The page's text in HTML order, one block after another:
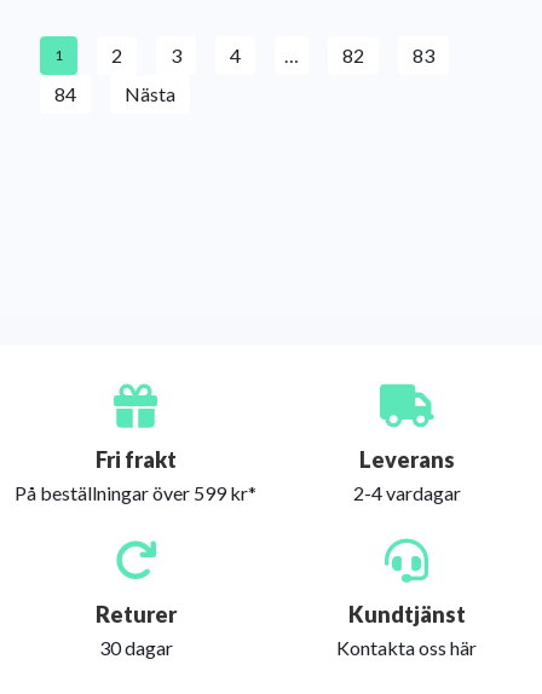
1 2 3 4 … 82
83
84
Nästa
Fri frakt
På beställningar över 599 kr*
Leverans
2-4 vardagar
Returer
30 dagar
Kundtjänst
Kontakta oss här